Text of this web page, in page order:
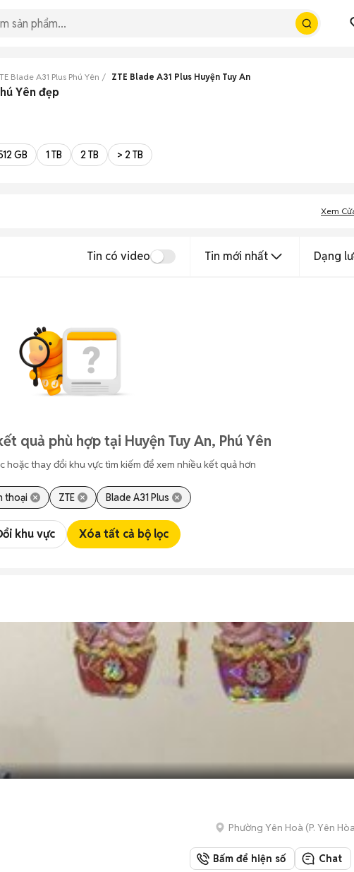
Blade A31 Plus Phú Yên ZTE Blade A31 Plus Huyện Tuy An
Yên đẹp
GB 1 TB 2 TB > 2 TB
Xem
Tin có video Tin mới nhất Dạng
quả phù hợp tại Huyện Tuy An, Phú Yên
hoặc thay đổi khu vực tìm kiếm để xem nhiều kết quả hơn
thoại ZTE Blade A31 Plus
khu vực Xóa tất cả bộ lọc
Phường Yên Hoà (P. Yên Hòa
Bấm để hiện số Chat